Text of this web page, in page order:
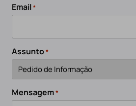
Email*
Assunto*
Mensagem*